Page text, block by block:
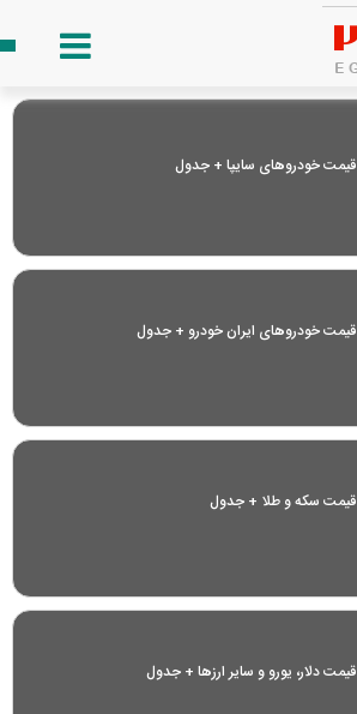
قیمت خودرو‌های سایپا + جدول
قیمت خودرو‌های ایران خودرو + جدول
قیمت سکه و طلا + جدول
قیمت دلار، یورو و سایر ارز‌ها + جدول